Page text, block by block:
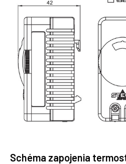
Schéma zapojenia